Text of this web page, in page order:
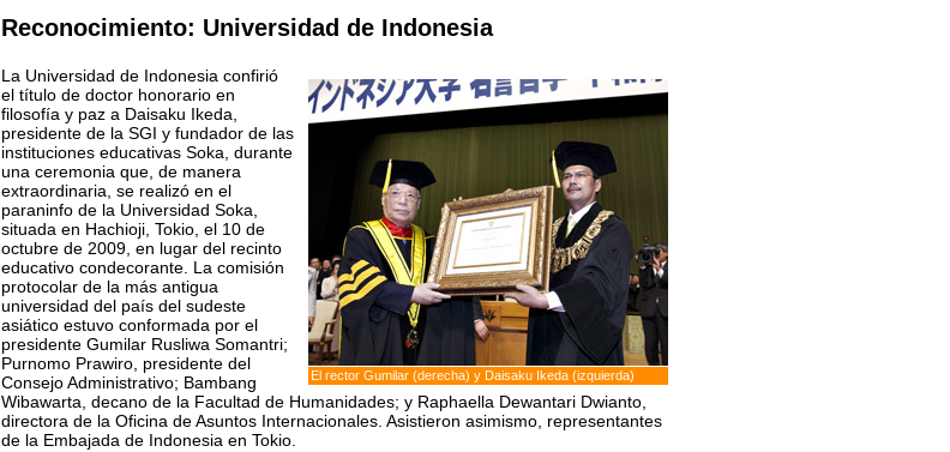
Reconocimiento: Universidad de Indonesia
El rector Gumilar (derecha) y Daisaku Ikeda (izquierda)
La Universidad de Indonesia confirió
el título de doctor honorario en
filosofía y paz a Daisaku Ikeda,
presidente de la SGI y fundador de las
instituciones educativas Soka, durante
una ceremonia que, de manera
extraordinaria, se realizó en el
paraninfo de la Universidad Soka,
situada en Hachioji, Tokio, el 10 de
octubre de 2009, en lugar del recinto
educativo condecorante. La comisión
protocolar de la más antigua
universidad del país del sudeste
asiático estuvo conformada por el
presidente Gumilar Rusliwa Somantri;
Purnomo Prawiro, presidente del
Consejo Administrativo; Bambang
Wibawarta, decano de la Facultad de Humanidades; y Raphaella Dewantari Dwianto,
directora de la Oficina de Asuntos Internacionales. Asistieron asimismo, representantes
de la Embajada de Indonesia en Tokio.